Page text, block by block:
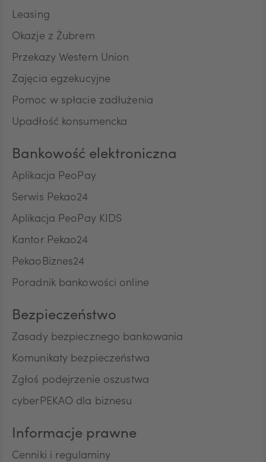
TRY
ZAR
Leasing
Okazje z Żubrem
Przekazy Western Union
Zajęcia egzekucyjne
Pomoc w spłacie zadłużenia
Upadłość konsumencka
Bankowość elektroniczna
Aplikacja PeoPay
Serwis Pekao24
Aplikacja PeoPay KIDS
Kantor Pekao24
PekaoBiznes24
Poradnik bankowości online
Bezpieczeństwo
Zasady bezpiecznego bankowania
Komunikaty bezpieczeństwa
Zgłoś podejrzenie oszustwa
cyberPEKAO dla biznesu
Informacje prawne
Cenniki i regulaminy